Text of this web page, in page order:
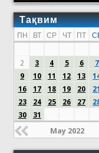
Тақвим
ПН ВТ СР ЧТ ПТ
2
3 4 5 6 7
9
10 11 12 13
16
17 18 19 20 21
23
24 25 26 27
30
31
May 2022